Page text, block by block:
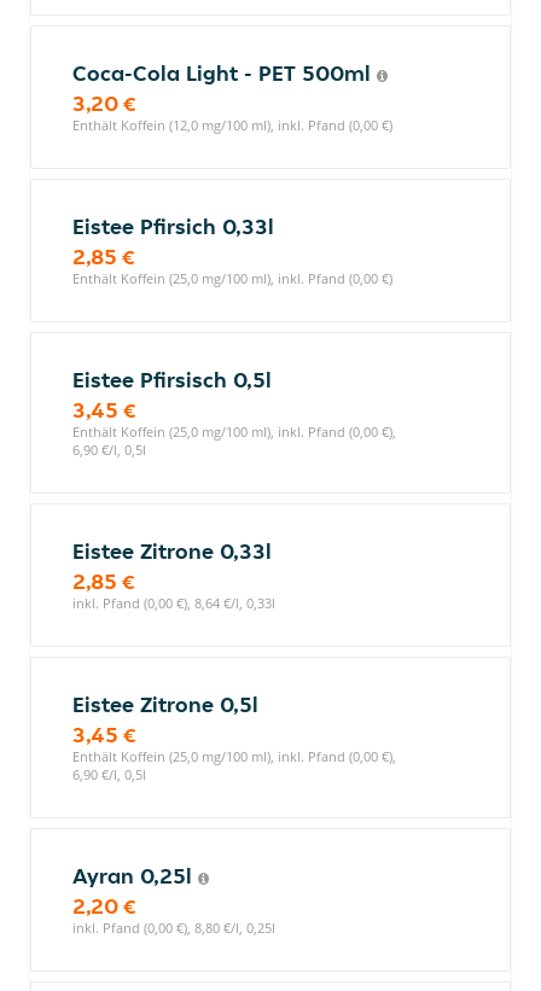
Coca-Cola Light - PET 500ml
3,20 €
Enthält Koffein (12,0 mg/100 ml), inkl. Pfand (0,00 €)
Eistee Pfirsich 0,33l
2,85 €
Enthält Koffein (25,0 mg/100 ml), inkl. Pfand (0,00 €)
Eistee Pfirsisch 0,5l
3,45 €
Enthält Koffein (25,0 mg/100 ml), inkl. Pfand (0,00 €),
6,90 €/l, 0,5l
Eistee Zitrone 0,33l
2,85 €
inkl. Pfand (0,00 €), 8,64 €/l, 0,33l
Eistee Zitrone 0,5l
3,45 €
Enthält Koffein (25,0 mg/100 ml), inkl. Pfand (0,00 €),
6,90 €/l, 0,5l
Ayran 0,25l
2,20 €
inkl. Pfand (0,00 €), 8,80 €/l, 0,25l